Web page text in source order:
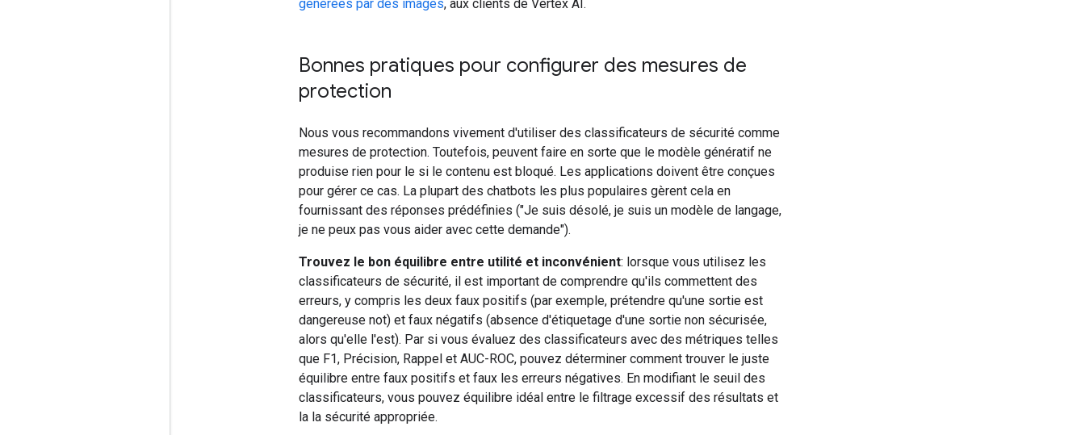
générées par des images, aux clients de Vertex AI.
Bonnes pratiques pour configurer des mesures de
protection
Nous vous recommandons vivement d'utiliser des classificateurs de sécurité comme
mesures de protection. Toutefois, peuvent faire en sorte que le modèle génératif ne
produise rien pour le si le contenu est bloqué. Les applications doivent être conçues
pour gérer ce cas. La plupart des chatbots les plus populaires gèrent cela en
fournissant des réponses prédéfinies ("Je suis désolé, je suis un modèle de langage,
je ne peux pas vous aider avec cette demande").
Trouvez le bon équilibre entre utilité et inconvénient: lorsque vous utilisez les
classificateurs de sécurité, il est important de comprendre qu'ils commettent des
erreurs, y compris les deux faux positifs (par exemple, prétendre qu'une sortie est
dangereuse not) et faux négatifs (absence d'étiquetage d'une sortie non sécurisée,
alors qu'elle l'est). Par si vous évaluez des classificateurs avec des métriques telles
que F1, Précision, Rappel et AUC-ROC, pouvez déterminer comment trouver le juste
équilibre entre faux positifs et faux les erreurs négatives. En modifiant le seuil des
classificateurs, vous pouvez équilibre idéal entre le filtrage excessif des résultats et
la la sécurité appropriée.